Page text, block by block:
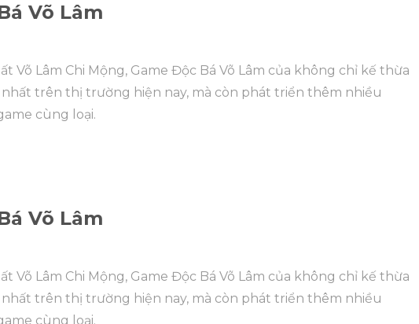
Võ Lâm
Võ Lâm Chi Mộng, Game Độc Bá Võ Lâm của không chỉ kế thừa
trên thị trường hiện nay, mà còn phát triển thêm nhiều
cùng loại.
Võ Lâm
Võ Lâm Chi Mộng, Game Độc Bá Võ Lâm của không chỉ kế thừa
trên thị trường hiện nay, mà còn phát triển thêm nhiều
cùng loại.